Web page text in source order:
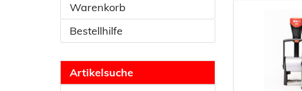
Warenkorb
Bestellhilfe
Artikelsuche